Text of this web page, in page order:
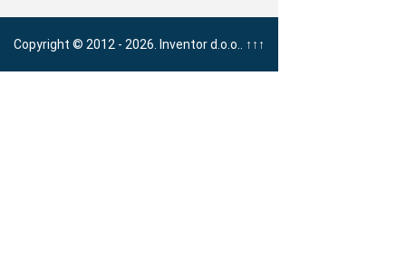
Copyright © 2012 - 2026. Inventor d.o.o.. ↑↑↑